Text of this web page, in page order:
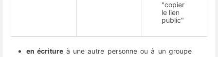
"copier
le lien
public"
en écriture à une autre personne ou à un groupe